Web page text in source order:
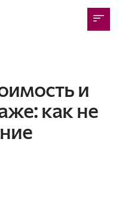
и
как не